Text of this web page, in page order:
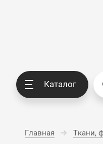
Каталог
Главная Ткани,